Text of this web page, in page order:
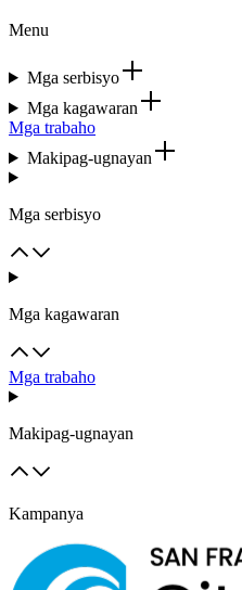
Menu
Mga serbisyo
Mga kagawaran
Mga trabaho
Makipag-ugnayan
Mga serbisyo
Mga kagawaran
Mga trabaho
Makipag-ugnayan
Kampanya